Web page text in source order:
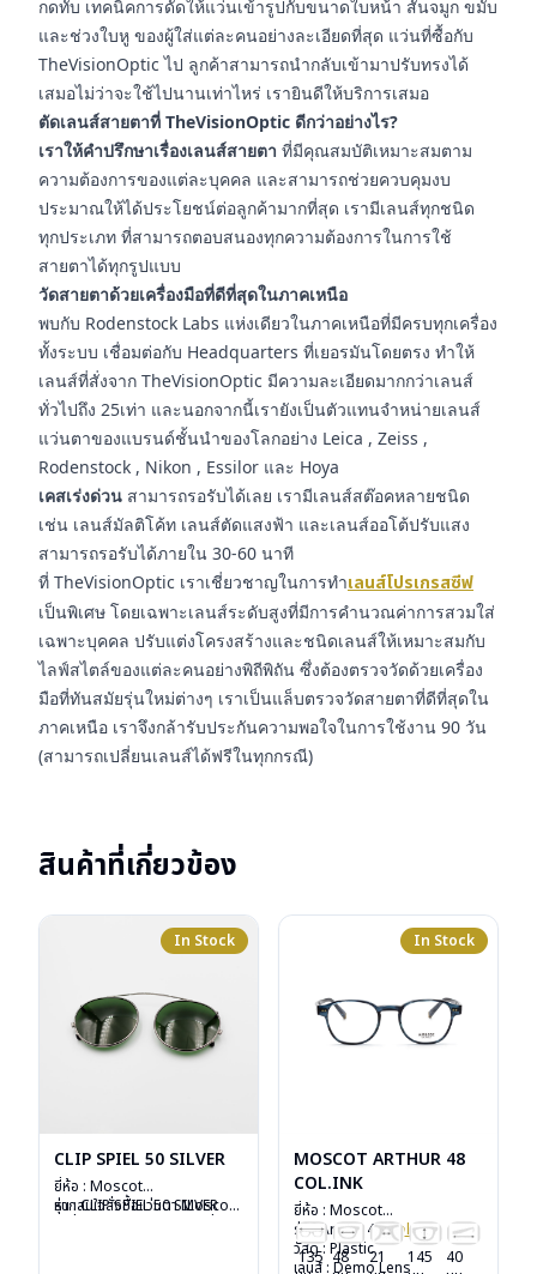
กดทับ เทคนิคการดัดให้แว่นเข้ารูปกับขนาดใบหน้า สันจมูก ขมับ
และช่วงใบหู ของผู้ใส่แต่ละคนอย่างละเอียดที่สุด แว่นที่ซื้อกับ
TheVisionOptic ไป ลูกค้าสามารถนำกลับเข้ามาปรับทรงได้
เสมอไม่ว่าจะใช้ไปนานเท่าไหร่ เรายินดีให้บริการเสมอ
ตัดเลนส์สายตาที่ TheVisionOptic ดีกว่าอย่างไร?
เราให้คำปรึกษาเรื่องเลนส์สายตา ที่มีคุณสมบัติเหมาะสมตาม
ความต้องการของแต่ละบุคคล และสามารถช่วยควบคุมงบ
ประมาณให้ได้ประโยชน์ต่อลูกค้ามากที่สุด เรามีเลนส์ทุกชนิด
ทุกประเภท ที่สามารถตอบสนองทุกความต้องการในการใช้
สายตาได้ทุกรูปแบบ
วัดสายตาด้วยเครื่องมือที่ดีที่สุดในภาคเหนือ
พบกับ Rodenstock Labs แห่งเดียวในภาคเหนือที่มีครบทุกเครื่อง
ทั้งระบบ เชื่อมต่อกับ Headquarters ที่เยอรมันโดยตรง ทำให้
เลนส์ที่สั่งจาก TheVisionOptic มีความละเอียดมากกว่าเลนส์
ทั่วไปถึง 25เท่า และนอกจากนี้เรายังเป็นตัวแทนจำหน่ายเลนส์
แว่นตาของแบรนด์ชั้นนำของโลกอย่าง Leica , Zeiss ,
Rodenstock , Nikon , Essilor และ Hoya
เคสเร่งด่วน สามารถรอรับได้เลย เรามีเลนส์สต๊อคหลายชนิด
เช่น เลนส์มัลติโค้ท เลนส์ตัดแสงฟ้า และเลนส์ออโต้ปรับแสง
สามารถรอรับได้ภายใน 30-60 นาที
ที่ TheVisionOptic เราเชี่ยวชาญในการทำเลนส์โปรเกรสซีฟ
เป็นพิเศษ โดยเฉพาะเลนส์ระดับสูงที่มีการคำนวณค่าการสวมใส่
เฉพาะบุคคล ปรับแต่งโครงสร้างและชนิดเลนส์ให้เหมาะสมกับ
ไลฟ์สไตล์ของแต่ละคนอย่างพิถีพิถัน ซึ่งต้องตรวจวัดด้วยเครื่อง
มือที่ทันสมัยรุ่นใหม่ต่างๆ เราเป็นแล็บตรวจวัดสายตาที่ดีที่สุดใน
ภาคเหนือ เราจึงกล้ารับประกันความพอใจในการใช้งาน 90 วัน
(สามารถเปลี่ยนเลนส์ได้ฟรีในทุกกรณี)
สินค้าที่เกี่ยวข้อง
In Stock
CLIP SPIEL 50 SILVER
ยี่ห้อ : Moscot
รุ่น : CLIP SPIEL 50 SILVER
หากสนใจสั่งชื้อแว่นตา Moscot
In Stock
MOSCOT ARTHUR 48
COL.INK
ยี่ห้อ : Moscot
รุ่น : Arthur 48Col.ink
วัสดุ : Plastic
เลนส์ : Demo Lens
135 48
21
145
40